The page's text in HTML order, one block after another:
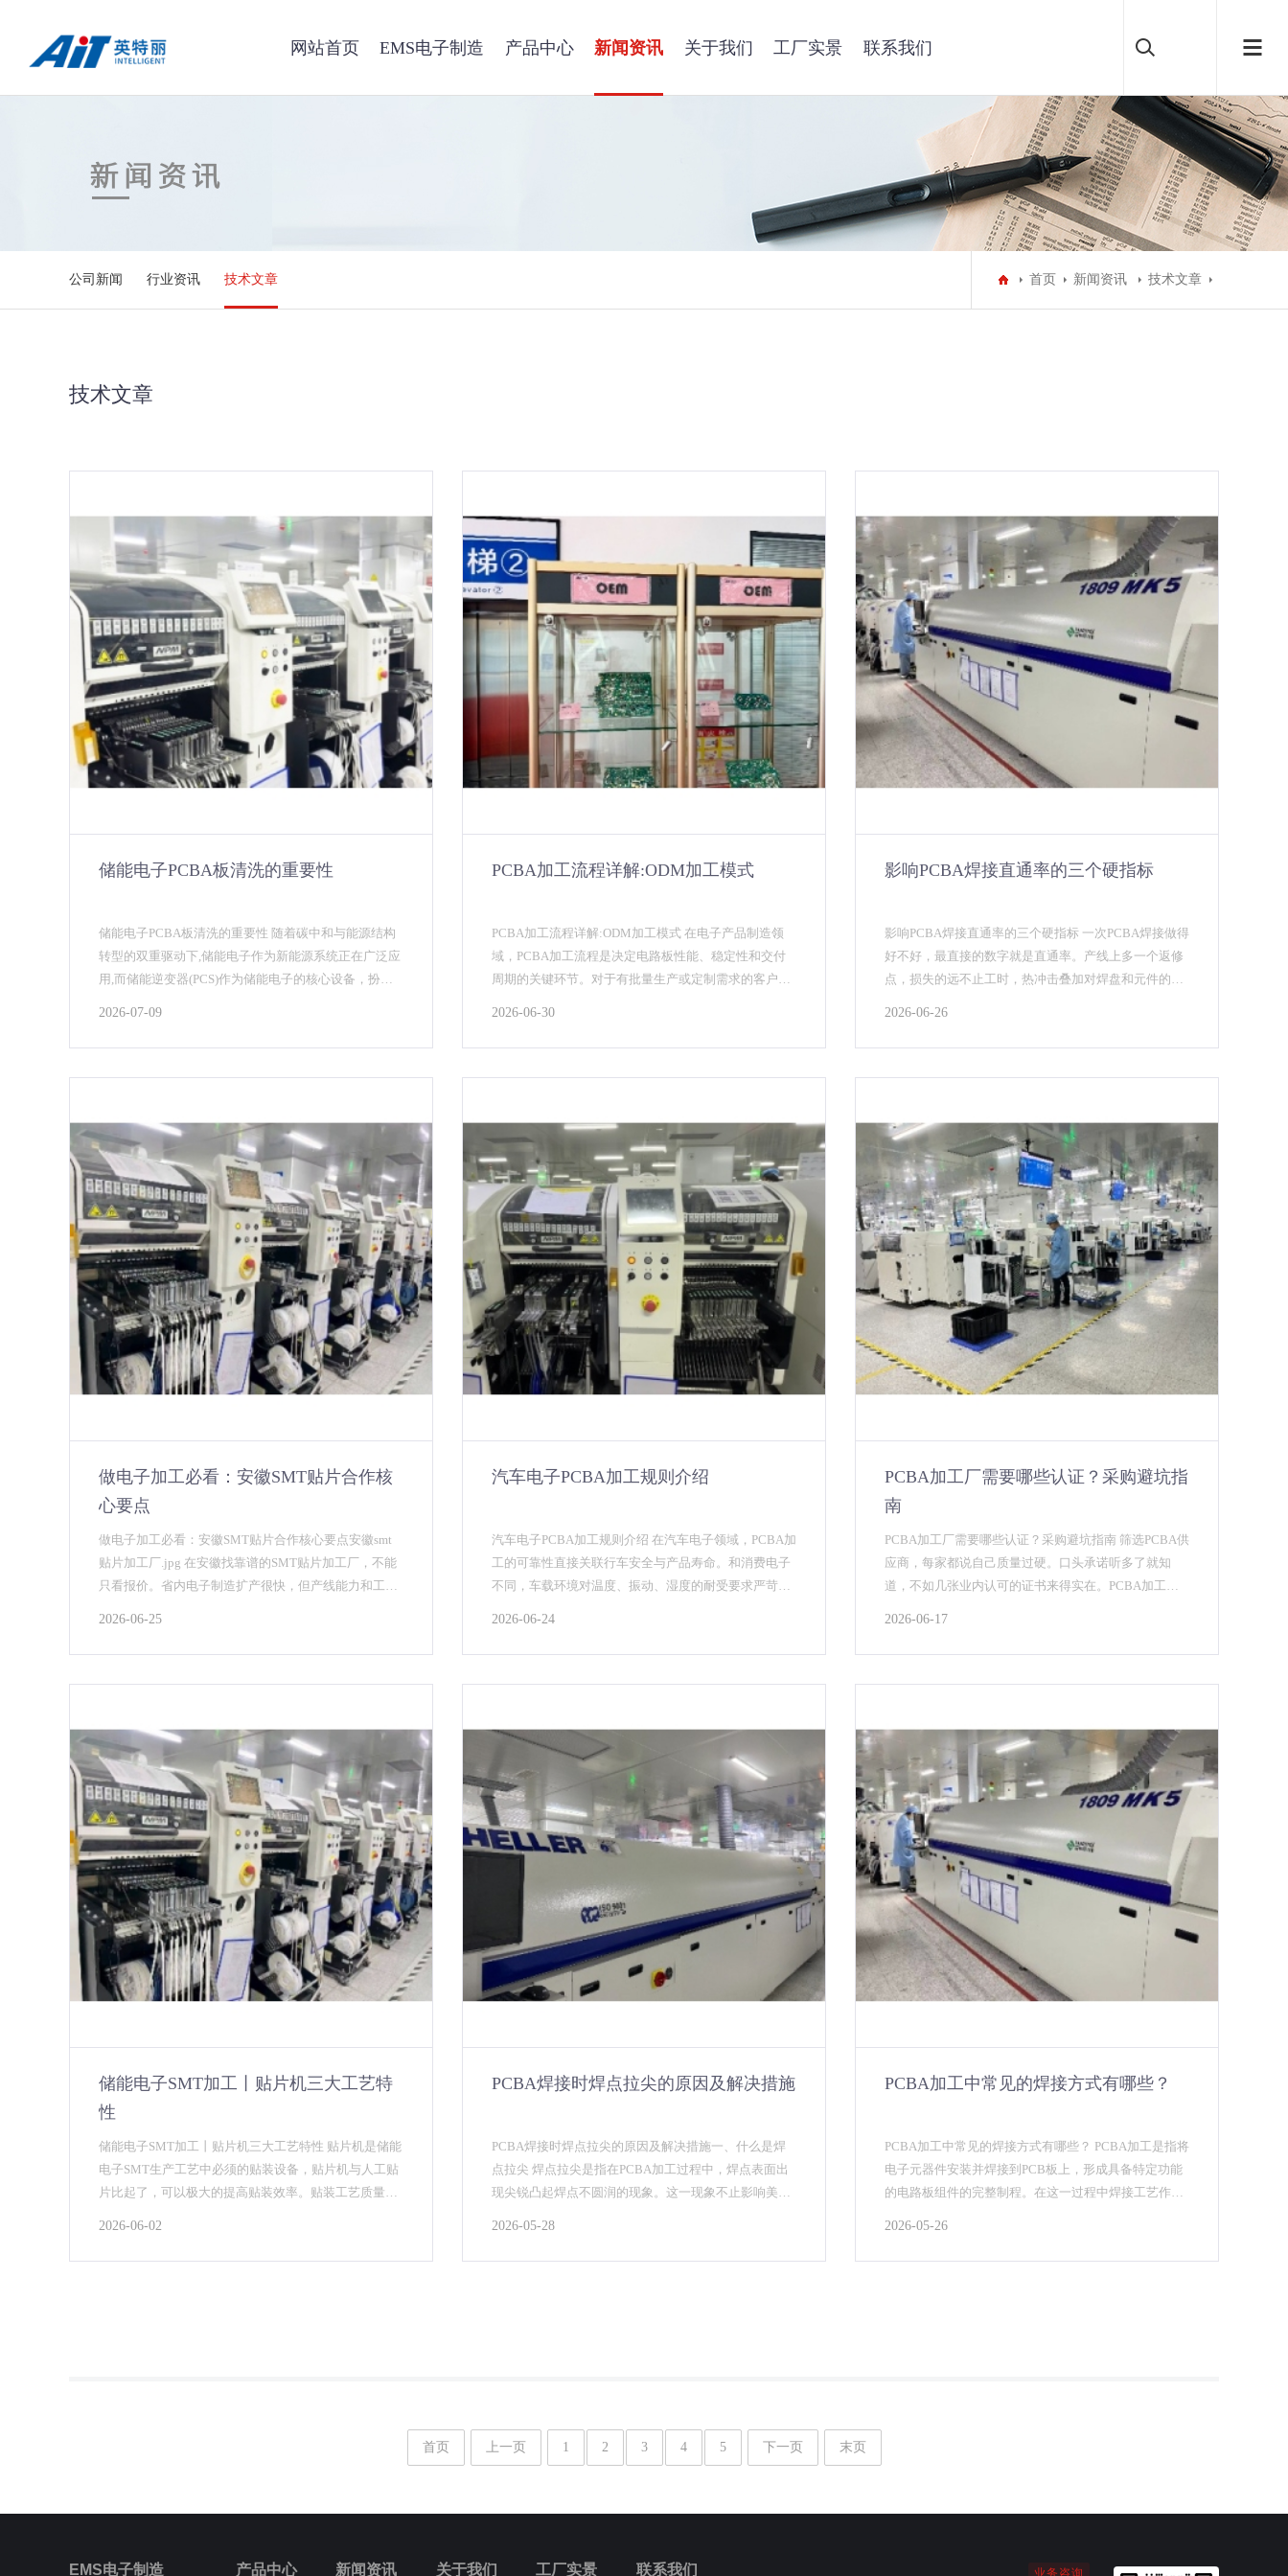
网站首页 EMS电子制造 产品中心 新闻资讯 关于我们 工厂实景 联系我们
公司新闻 行业资讯 技术文章 首页 新闻资讯 技术文章
技术文章
储能电子PCBA板清洗的重要性
储能电子PCBA板清洗的重要性 随着碳中和与能源结构
转型的双重驱动下,储能电子作为新能源系统正在广泛应
用,而储能逆变器(PCS)作为储能电子的核心设备，扮演
2026-07-09
PCBA加工流程详解:ODM加工模式
PCBA加工流程详解:ODM加工模式 在电子产品制造领
域，PCBA加工流程是决定电路板性能、稳定性和交付
周期的关键环节。对于有批量生产或定制需求的客户来
2026-06-30
影响PCBA焊接直通率的三个硬指标
影响PCBA焊接直通率的三个硬指标 一次PCBA焊接做得
好不好，最直接的数字就是直通率。产线上多一个返修
点，损失的远不止工时，热冲击叠加对焊盘和元件的隐
2026-06-26
做电子加工必看：安徽SMT贴片合作核
心要点
做电子加工必看：安徽SMT贴片合作核心要点安徽smt
贴片加工厂.jpg 在安徽找靠谱的SMT贴片加工厂，不能
只看报价。省内电子制造扩产很快，但产线能力和工程
2026-06-25
汽车电子PCBA加工规则介绍
汽车电子PCBA加工规则介绍 在汽车电子领域，PCBA加
工的可靠性直接关联行车安全与产品寿命。和消费电子
不同，车载环境对温度、振动、湿度的耐受要求严苛得
2026-06-24
PCBA加工厂需要哪些认证？采购避坑指
南
PCBA加工厂需要哪些认证？采购避坑指南 筛选PCBA供
应商，每家都说自己质量过硬。口头承诺听多了就知
道，不如几张业内认可的证书来得实在。PCBA加工厂
2026-06-17
储能电子SMT加工丨贴片机三大工艺特
性
储能电子SMT加工丨贴片机三大工艺特性 贴片机是储能
电子SMT生产​工艺中必须的贴装设备，贴片机与人工贴
片比起了，可以极大的提高贴装效率。贴装工艺质量的
2026-06-02
PCBA焊接时焊点拉尖的原因及解决措施
PCBA焊接时焊点拉尖的原因及解决措施一、什么是焊
点拉尖 焊点拉尖是指在PCBA加工过程中，焊点表面出
现尖锐凸起焊点不圆润的现象。这一现象不止影响美观
2026-05-28
PCBA加工中常见的焊接方式有哪些？
PCBA加工中常见的焊接方式有哪些？ PCBA加工是指将
电子元器件安装并焊接到PCB板上，形成具备特定功能
的电路板组件的完整制程。在这一过程中焊接工艺作为
2026-05-26
首页 上一页 1 2 3 4 5 下一页 末页
EMS电子制造 产品中心 新闻资讯 关于我们 工厂实景 联系我们 业务咨询